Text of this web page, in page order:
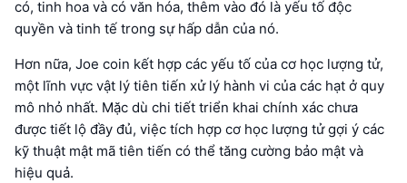
có, tinh hoa và có văn hóa, thêm vào đó là yếu tố độc
quyền và tinh tế trong sự hấp dẫn của nó.
Hơn nữa, Joe coin kết hợp các yếu tố của cơ học lượng tử,
một lĩnh vực vật lý tiên tiến xử lý hành vi của các hạt ở quy
mô nhỏ nhất. Mặc dù chi tiết triển khai chính xác chưa
được tiết lộ đầy đủ, việc tích hợp cơ học lượng tử gợi ý các
kỹ thuật mật mã tiên tiến có thể tăng cường bảo mật và
hiệu quả.